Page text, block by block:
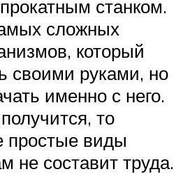
станком.
сложных
который
своими руками, но
именно с него.
то
простые виды
не составит труда.